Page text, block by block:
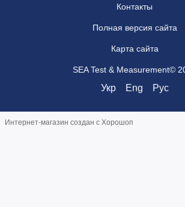
Контакты
Полная версия сайта
Карта сайта
SEA Test & Measurement©
Укр Eng Рус
Интернет-магазин создан с Хорошоп